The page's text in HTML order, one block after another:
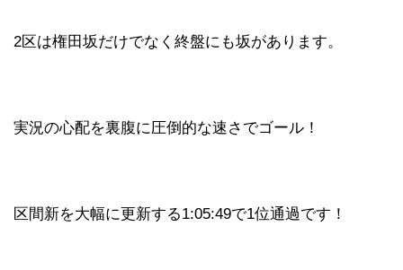
2区は権田坂だけでなく終盤にも坂があります。
実況の心配を裏腹に圧倒的な速さでゴール！
区間新を大幅に更新する1:05:49で1位通過です！